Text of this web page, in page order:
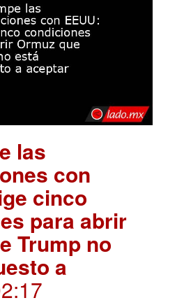
las
con
cinco
para abrir
Trump no
a